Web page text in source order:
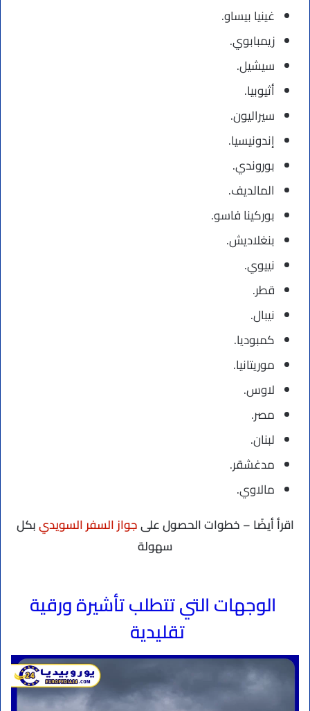
غينيا بيساو.
زيمبابوي.
سيشيل.
أثيوبيا.
سيراليون.
إندونيسيا.
بوروندي.
المالديف.
بوركينا فاسو.
بنغلاديش.
نييوي.
قطر.
نيبال.
كمبوديا.
موريتانيا.
لاوس.
مصر.
لبنان.
مدغشقر.
مالاوي.
اقرأ أيضًا – خطوات الحصول علىجواز السفر السويديبكل
سهولة
الوجهات التي تتطلب تأشيرة ورقية
تقليدية